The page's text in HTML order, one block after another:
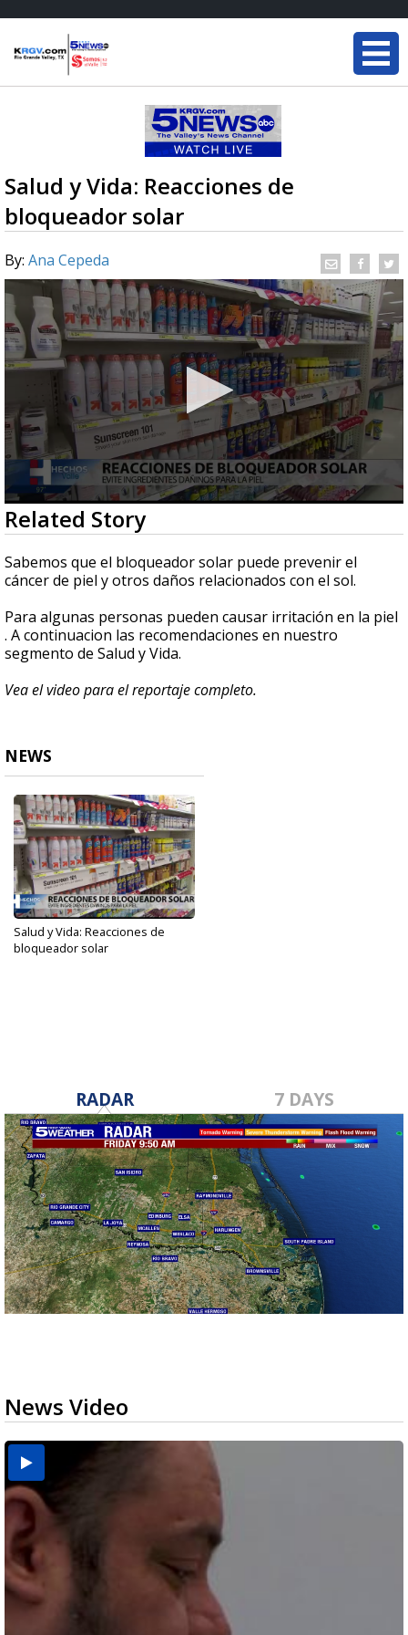
Salud y Vida: Reacciones de
bloqueador solar
By: Ana Cepeda
0
seconds
of
2
minutes,
22
Related Story
Sabemos que el bloqueador solar puede prevenir el
cáncer de piel y otros daños relacionados con el sol.
Para algunas personas pueden causar irritación en la piel
. A continuacion las recomendaciones en nuestro
segmento de Salud y Vida.
Vea el video para el reportaje completo.
NEWS
Salud y Vida: Reacciones de
bloqueador solar
RADAR 7 DAYS
News Video